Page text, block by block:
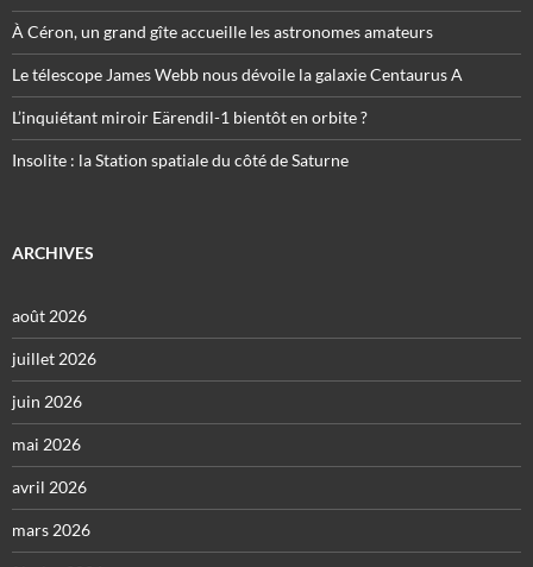
À Céron, un grand gîte accueille les astronomes amateurs
Le télescope James Webb nous dévoile la galaxie Centaurus A
L’inquiétant miroir Eärendil-1 bientôt en orbite ?
Insolite : la Station spatiale du côté de Saturne
ARCHIVES
août 2026
juillet 2026
juin 2026
mai 2026
avril 2026
mars 2026